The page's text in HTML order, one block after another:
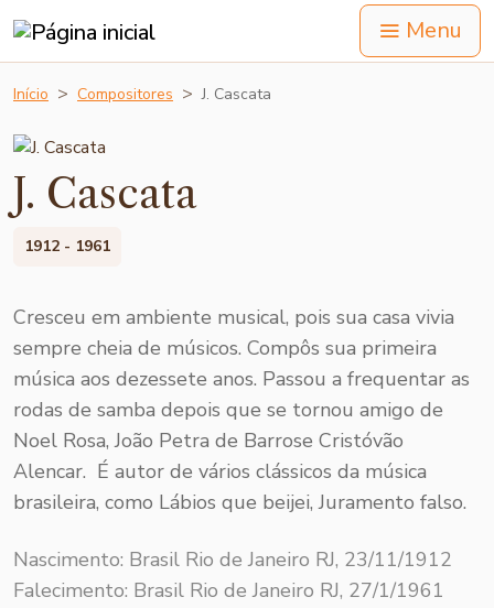
Menu
Início Compositores J. Cascata
J. Cascata
1912 - 1961
Cresceu em ambiente musical, pois sua casa vivia
sempre cheia de músicos. Compôs sua primeira
música aos dezessete anos. Passou a frequentar as
rodas de samba depois que se tornou amigo de
Noel Rosa, João Petra de Barrose Cristóvão
Alencar. É autor de vários clássicos da música
brasileira, como Lábios que beijei, Juramento falso.
Nascimento: Brasil Rio de Janeiro RJ, 23/11/1912
Falecimento: Brasil Rio de Janeiro RJ, 27/1/1961